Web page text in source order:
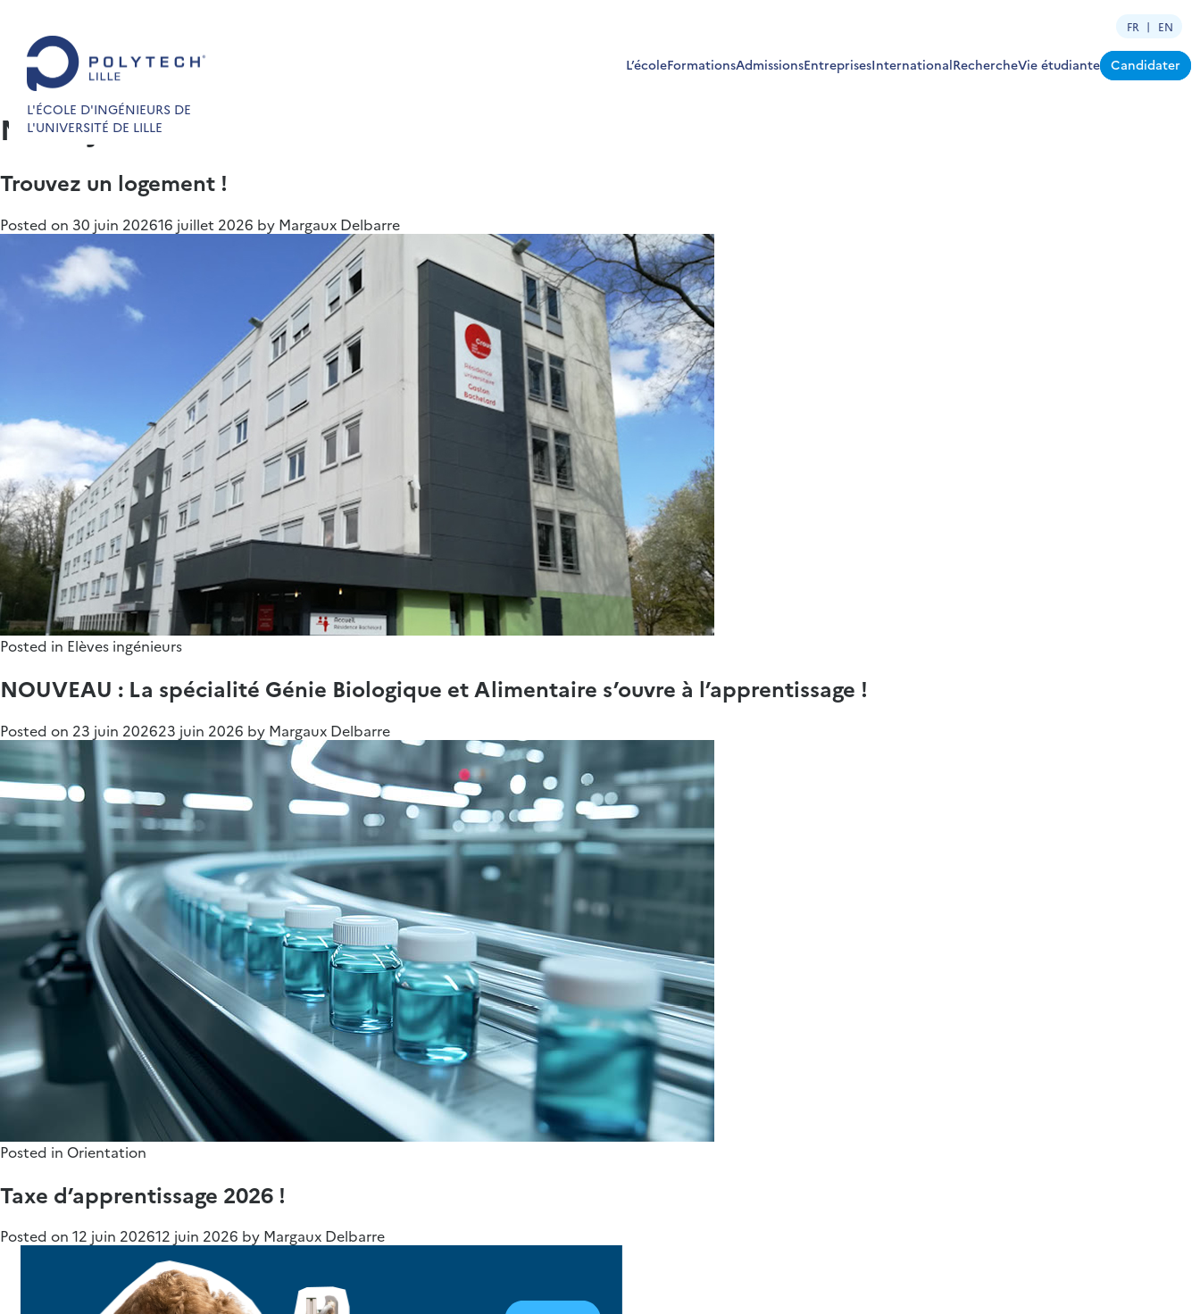
L'ÉCOLE D'INGÉNIEURS DE
L'UNIVERSITÉ DE LILLE
L’écoleFormationsAdmissionsEntreprisesInternationalRechercheVie étudiante Candidater
FR EN
Mois :juin 2026
Trouvez un logement !
Posted on 30 juin 202616 juillet 2026 by Margaux Delbarre
Posted in Elèves ingénieurs
NOUVEAU : La spécialité Génie Biologique et Alimentaire s’ouvre à l’apprentissage !
Posted on 23 juin 202623 juin 2026 by Margaux Delbarre
Posted in Orientation
Taxe d’apprentissage 2026 !
Posted on 12 juin 202612 juin 2026 by Margaux Delbarre